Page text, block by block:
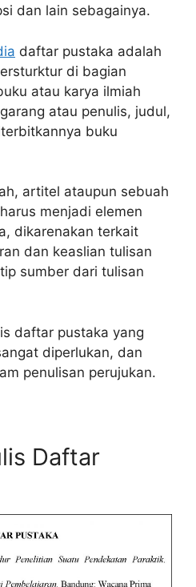
dan lain sebagainya.
daftar pustaka adalah
di bagian
atau karya ilmiah
atau penulis, judul,
buku
artitel ataupun sebuah
menjadi elemen
dikarenakan terkait
dan keaslian tulisan
sumber dari tulisan
daftar pustaka yang
diperlukan, dan
penulisan perujukan.
Daftar